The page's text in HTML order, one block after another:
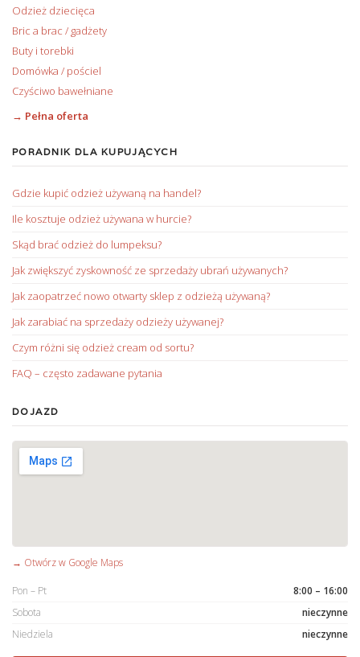
Odzież dziecięca
Bric a brac / gadżety
Buty i torebki
Domówka / pościel
Czyściwo bawełniane
→ Pełna oferta
PORADNIK DLA KUPUJĄCYCH
Gdzie kupić odzież używaną na handel?
Ile kosztuje odzież używana w hurcie?
Skąd brać odzież do lumpeksu?
Jak zwiększyć zyskowność ze sprzedaży ubrań używanych?
Jak zaopatrzeć nowo otwarty sklep z odzieżą używaną?
Jak zarabiać na sprzedaży odzieży używanej?
Czym różni się odzież cream od sortu?
FAQ – często zadawane pytania
DOJAZD
→ Otwórz w Google Maps
Pon – Pt
8:00 – 16:00
Sobota
nieczynne
Niedziela
nieczynne